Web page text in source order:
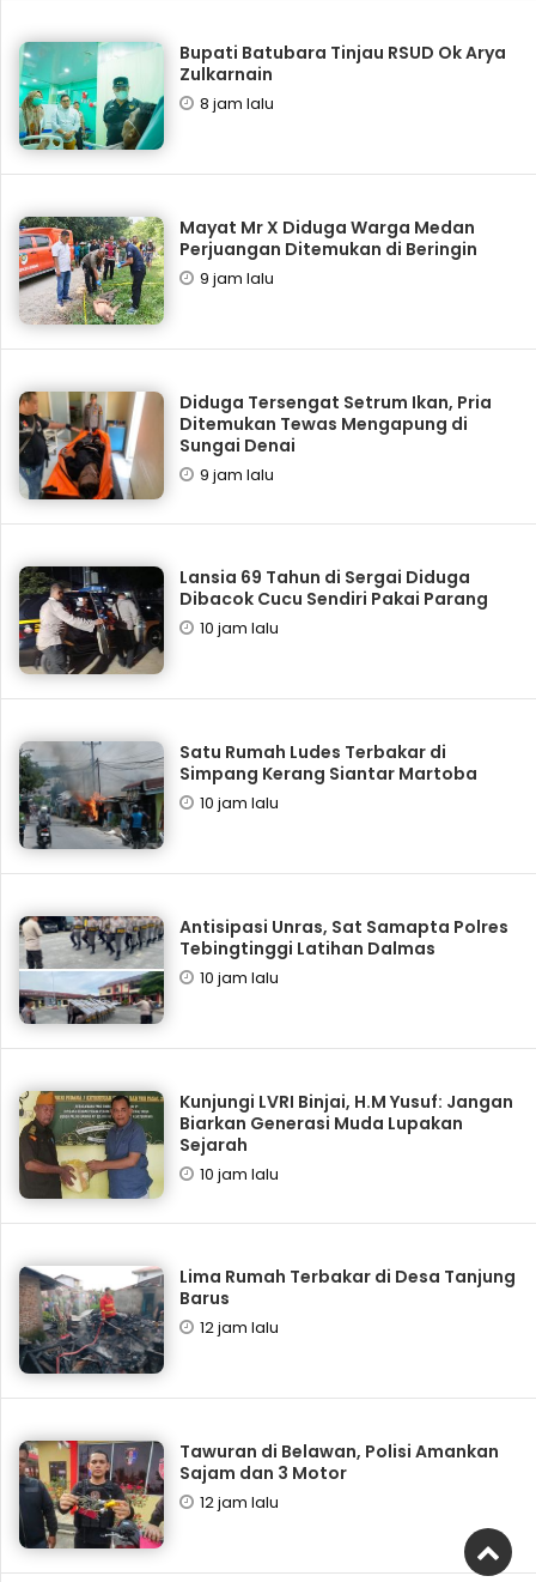
Bupati Batubara Tinjau RSUD Ok Arya
Zulkarnain
8 jam lalu
Mayat Mr X Diduga Warga Medan
Perjuangan Ditemukan di Beringin
9 jam lalu
Diduga Tersengat Setrum Ikan, Pria
Ditemukan Tewas Mengapung di
Sungai Denai
9 jam lalu
Lansia 69 Tahun di Sergai Diduga
Dibacok Cucu Sendiri Pakai Parang
10 jam lalu
Satu Rumah Ludes Terbakar di
Simpang Kerang Siantar Martoba
10 jam lalu
Antisipasi Unras, Sat Samapta Polres
Tebingtinggi Latihan Dalmas
10 jam lalu
Kunjungi LVRI Binjai, H.M Yusuf: Jangan
Biarkan Generasi Muda Lupakan
Sejarah
10 jam lalu
Lima Rumah Terbakar di Desa Tanjung
Barus
12 jam lalu
Tawuran di Belawan, Polisi Amankan
Sajam dan 3 Motor
12 jam lalu